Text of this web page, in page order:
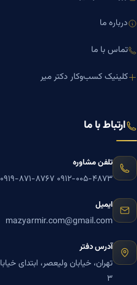
درباره ما
تماس با ما
کلینیک کسب‌وکار دکتر میر
ارتباط با ما
تلفن مشاوره
۰۹۱۲-۰۰۵-۴۸۷۳ ۰۹۱۹-۸۷۱-۸۷۶۷
ایمیل
mazyarmir.com@gmail.com
آدرس دفتر
۳